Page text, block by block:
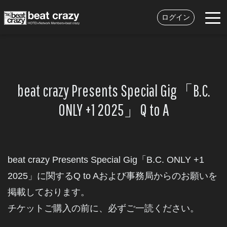
ログイン
beat crazy Presents Special Gig「B.C.
ONLY +1 2025」Q to A
beat crazy Presents Special Gig「B.C. ONLY +1
2025」に関するQ to Aおよび事務局からのお願いを
掲載しております。
チケットご購入の前に、必ずご一読ください。